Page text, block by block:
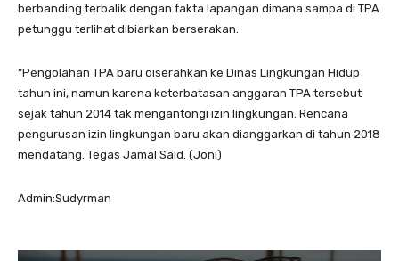
berbanding terbalik dengan fakta lapangan dimana sampa di TPA
petunggu terlihat dibiarkan berserakan.
“Pengolahan TPA baru diserahkan ke Dinas Lingkungan Hidup
tahun ini, namun karena keterbatasan anggaran TPA tersebut
sejak tahun 2014 tak mengantongi izin lingkungan. Rencana
pengurusan izin lingkungan baru akan dianggarkan di tahun 2018
mendatang. Tegas Jamal Said. (Joni)
Admin:Sudyrman